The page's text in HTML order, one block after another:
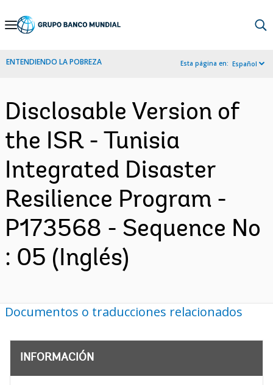
Skip
Navigation
ENTENDIENDO LA POBREZA Esta página en: Español
Disclosable Version of
the ISR - Tunisia
Integrated Disaster
Resilience Program -
P173568 - Sequence No
: 05 (Inglés)
Documentos o traducciones relacionados
INFORMACIÓN